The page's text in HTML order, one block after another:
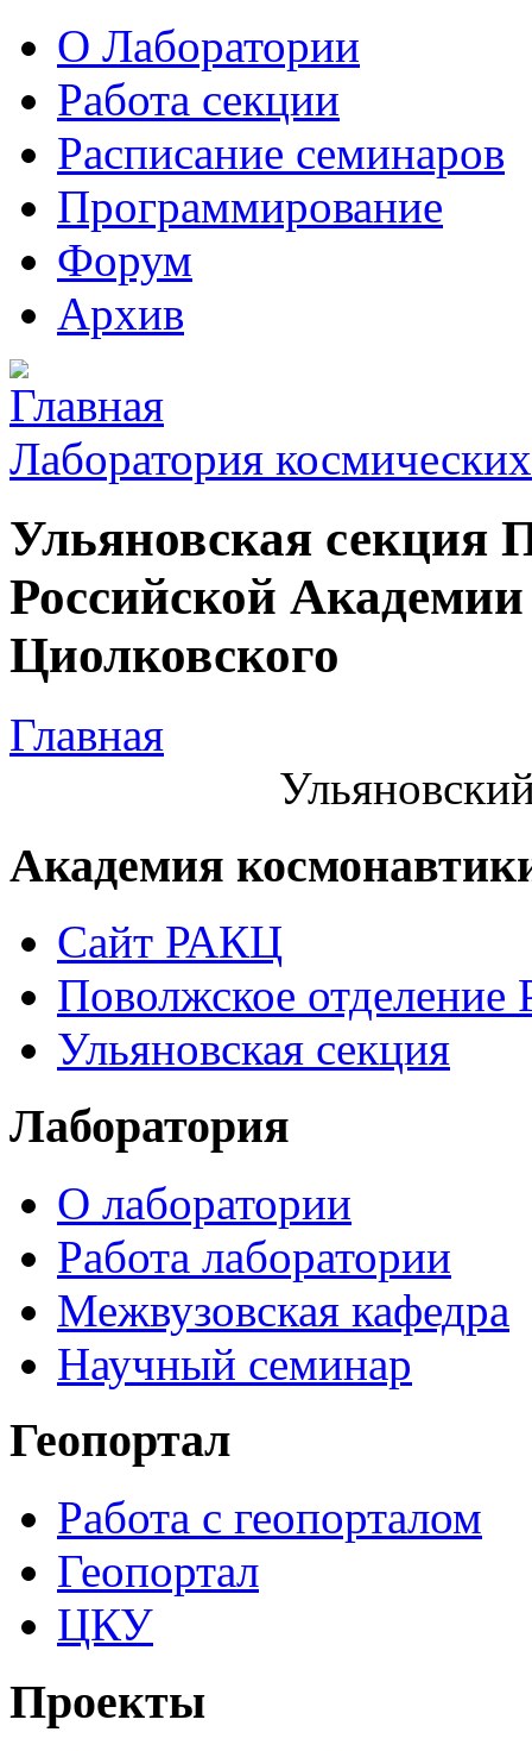
О Лаборатории
Работа секции
Расписание семинаров
Программирование
Форум
Архив
Лаборатория
Ульяновская секция
Российской
Циолковского
Главная
Академия
Сайт РАКЦ
Поволжское
Ульяновская секция
Лаборатория
О лаборатории
Работа лаборатории
Межвузовская кафедра
Научный семинар
Геопортал
Работа с геопорталом
Геопортал
ЦКУ
Проекты